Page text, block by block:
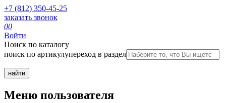
+7 (812) 350-45-25
заказать звонок
00
Войти
Поиск по каталогу
поиск по артикулупереход в раздел
Меню пользователя